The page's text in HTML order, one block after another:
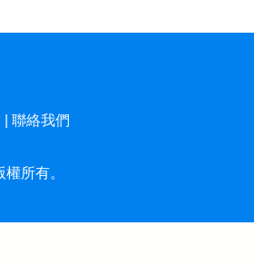
聯絡我們
所有。